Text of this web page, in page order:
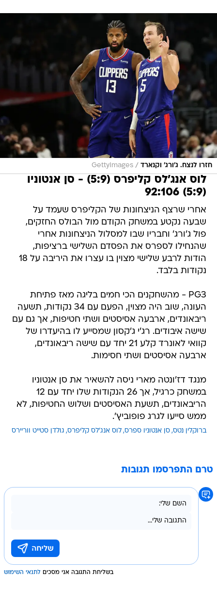
חזרו לנצח. ג'ורג' וקנארד /
GettyImages
לוס אנג'לס קליפרס (5:9) - סן אנטוניו
(5:9) 92:106
אחרי שרצף הניצחונות של הקליפרס שעמד על
שבעה נקטע במשחק הקודם מול הבולס החזקים,
פול ג'ורג' וחבריו שבו למסלול הניצחונות אחרי
שהנחילו לספרס את הפסדם השלישי ברציפות,
הודות לרבע שלישי מצוין בו עצרו את היריבה על 18
נקודות בלבד.
PG3 - מהשחקנים הכי חמים בליגה מאז פתיחת
העונה, שוב היה מצוין, הפעם עם 34 נקודות, תשעה
ריבאונדים, ארבעה אסיסטים ושתי חטיפות, אך גם עם
שישה איבודים. רג'י ג'קסון שמסייע לו בהיעדרו של
קוואי לאונרד קלע 21 יחד עם שישה ריבאונדים,
ארבעה אסיסטים ושתי חסימות.
מנגד דז'ונטה מארי ניסה להשאיר את סן אנטוניו
במשחק כרגיל, אך 26 הנקודות שלו יחד עם 12
הריבאונדים, תשעת האסיסטים ושלוש החטיפות, לא
ממש סייעו לגרג פופוביץ'.
ברוקלין נטס סן אנטוניו ספרס לוס אנג'לס קליפרס גולדן סטייט ווריירס
טרם התפרסמו תגובות
בשליחת התגובה אני מסכים לתנאי השימוש